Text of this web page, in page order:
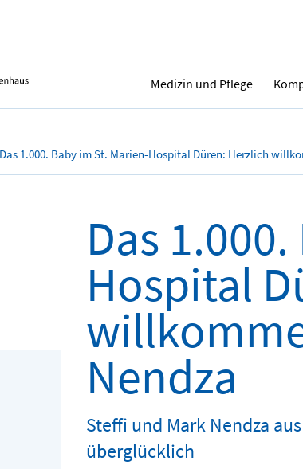
Medizin und Pflege
Das 1.000. Baby im St. Marien-Hospital Düren: Herzlich
Das
Hospital
Nendza
Steffi und Mark Nendza
überglücklich